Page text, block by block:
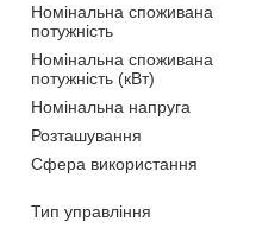
Номінальна споживана
потужність
Номінальна споживана
потужність (кВт)
Номінальна напруга
Розташування
Сфера використання
Тип управління